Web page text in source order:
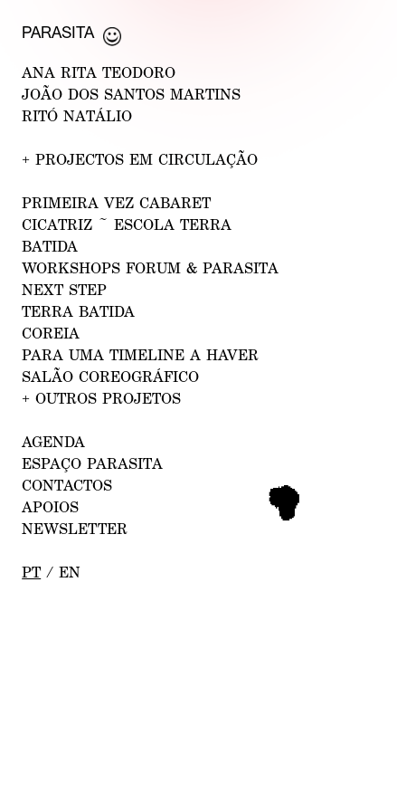
PARASITA
ANA RITA TEODORO
JOÃO DOS SANTOS MARTINS
RITÓ NATÁLIO
+ PROJECTOS EM CIRCULAÇÃO
PRIMEIRA VEZ CABARET
CICATRIZ ~ ESCOLA TERRA
BATIDA
WORKSHOPS FORUM &PARASITA
NEXT STEP
TERRABATIDA
COREIA
PARA UMA TIMELINE A HAVER
SALÃO COREOGRÁFICO
+ OUTROS PROJETOS
AGENDA
ESPAÇO PARASITA
CONTACTOS
APOIOS
NEWSLETTER
PT /EN